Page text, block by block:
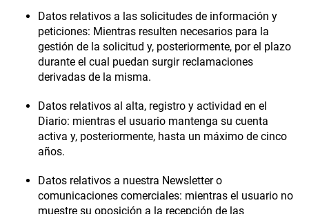
Datos relativos a las solicitudes de información y
peticiones: Mientras resulten necesarios para la
gestión de la solicitud y, posteriormente, por el plazo
durante el cual puedan surgir reclamaciones
derivadas de la misma.
Datos relativos al alta, registro y actividad en el
Diario: mientras el usuario mantenga su cuenta
activa y, posteriormente, hasta un máximo de cinco
años.
Datos relativos a nuestra Newsletter o
comunicaciones comerciales: mientras el usuario no
muestre su oposición a la recepción de las